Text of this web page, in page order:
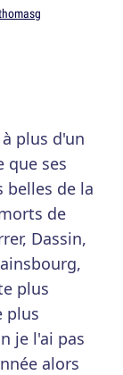
plus d'un
que ses
belles de la
de
Dassin,
plus
plus
je l'ai pas
alors